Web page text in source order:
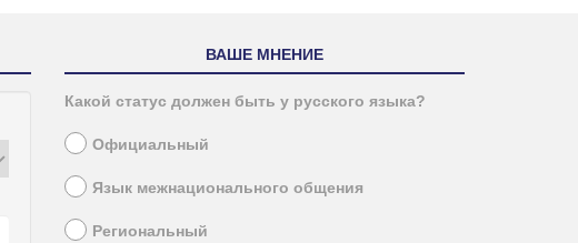
ВАШЕ МНЕНИЕ
Какой статус должен быть у русского языка?
Официальный
Язык межнационального общения
Региональный